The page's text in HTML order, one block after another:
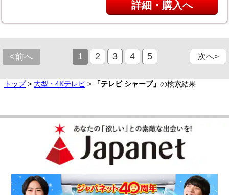
詳細・購入へ
<前へ 1 2 3 4 5 次へ>
トップ> 大型・4Kテレビ > 「テレビ シャープ」 の検索結果